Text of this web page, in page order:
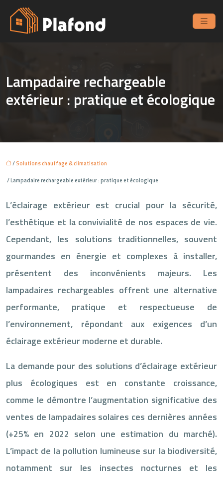
Lampadaire rechargeable
extérieur : pratique et écologique
/Solutions chauffage & climatisation
/ Lampadaire rechargeable extérieur : pratique et écologique
L’éclairage extérieur est crucial pour la sécurité,
l’esthétique et la convivialité de nos espaces de vie.
Cependant, les solutions traditionnelles, souvent
gourmandes en énergie et complexes à installer,
présentent des inconvénients majeurs. Les
lampadaires rechargeables offrent une alternative
performante, pratique et respectueuse de
l’environnement, répondant aux exigences d’un
éclairage extérieur moderne et durable.
La demande pour des solutions d’éclairage extérieur
plus écologiques est en constante croissance,
comme le démontre l’augmentation significative des
ventes de lampadaires solaires ces dernières années
(+25% en 2022 selon une estimation du marché).
L’impact de la pollution lumineuse sur la biodiversité,
notamment sur les insectes nocturnes et les